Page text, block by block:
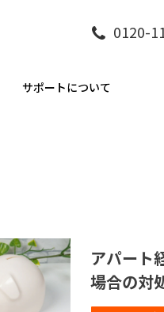
0120-
サポートについて
アパート
場合の対